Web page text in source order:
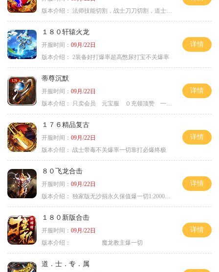
版本介绍： 法师技能切割，战士刀刀切割，道士宠物秒怪
１８０轩辕火龙
开服时间： 09月/22日
版本介绍： 2装备好打爆率超高憋尿打宝不关爆率
详情
蒂尊沉默
开服时间： 09月/22日
版本介绍：
只卖会员 元宝服 ０充领顶赞 一切靠打
详情
１７６精品复古
开服时间： 09月/22日
版本介绍： 战士带毒不关爆率一切靠打必爆终极
详情
８０飞龙合击
开服时间： 09月/22日
版本介绍： 独家版无沙捐永久保值爆一切1:2000回4
详情
１８０新版合击
开服时间： 09月/22日
版本介绍：
魔龙教主爆一切
详情
道．士．专．属